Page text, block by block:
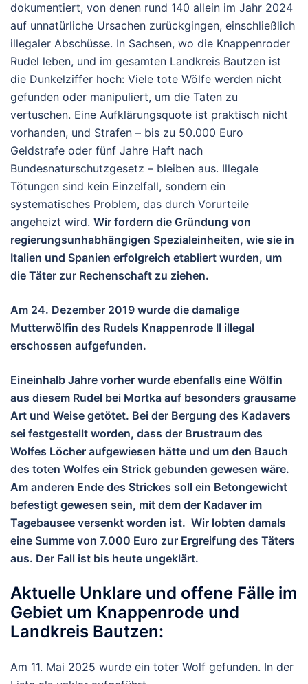
dokumentiert, von denen rund 140 allein im Jahr 2024
auf unnatürliche Ursachen zurückgingen, einschließlich
illegaler Abschüsse. In Sachsen, wo die Knappenroder
Rudel leben, und im gesamten Landkreis Bautzen ist
die Dunkelziffer hoch: Viele tote Wölfe werden nicht
gefunden oder manipuliert, um die Taten zu
vertuschen. Eine Aufklärungsquote ist praktisch nicht
vorhanden, und Strafen – bis zu 50.000 Euro
Geldstrafe oder fünf Jahre Haft nach
Bundesnaturschutzgesetz – bleiben aus. Illegale
Tötungen sind kein Einzelfall, sondern ein
systematisches Problem, das durch Vorurteile
angeheizt wird. Wir fordern die Gründung von
regierungsunhabhängigen Spezialeinheiten, wie sie in
Italien und Spanien erfolgreich etabliert wurden, um
die Täter zur Rechenschaft zu ziehen.
Am 24. Dezember 2019 wurde die damalige
Mutterwölfin des Rudels Knappenrode II illegal
erschossen aufgefunden.
Eineinhalb Jahre vorher wurde ebenfalls eine Wölfin
aus diesem Rudel bei Mortka auf besonders grausame
Art und Weise getötet. Bei der Bergung des Kadavers
sei festgestellt worden, dass der Brustraum des
Wolfes Löcher aufgewiesen hätte und um den Bauch
des toten Wolfes ein Strick gebunden gewesen wäre.
Am anderen Ende des Strickes soll ein Betongewicht
befestigt gewesen sein, mit dem der Kadaver im
Tagebausee versenkt worden ist. Wir lobten damals
eine Summe von 7.000 Euro zur Ergreifung des Täters
aus. Der Fall ist bis heute ungeklärt.
Aktuelle Unklare und offene Fälle im
Gebiet um Knappenrode und
Landkreis Bautzen:
Am 11. Mai 2025 wurde ein toter Wolf gefunden. In der